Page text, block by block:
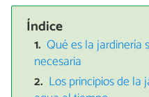
Índice
Qué es la jardinería
necesaria
Los principios de la